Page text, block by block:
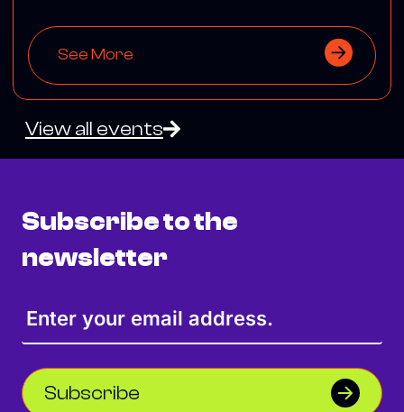
See More
View all events
Subscribe to the
newsletter
Subscribe